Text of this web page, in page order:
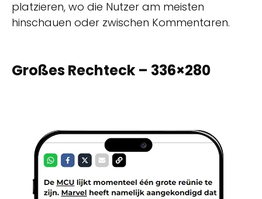
platzieren, wo die Nutzer am meisten
hinschauen oder zwischen Kommentaren.
Großes Rechteck – 336×280